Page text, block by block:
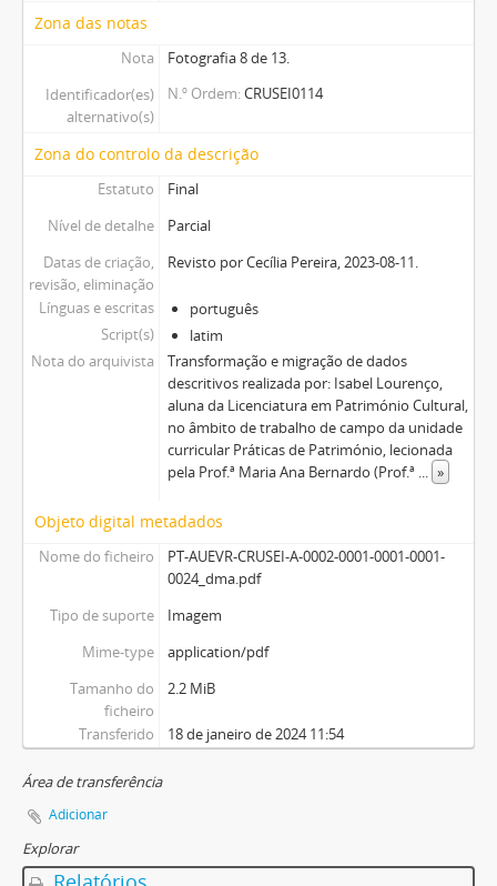
Zona das notas
Nota
Fotografia 8 de 13.
Identificador(es)
alternativo(s)
N.º Ordem CRUSEI0114
Zona do controlo da descrição
Estatuto
Final
Nível de detalhe
Parcial
Datas de criação,
revisão, eliminação
Revisto por Cecília Pereira, 2023-08-11.
Línguas e escritas
português
Script(s)
latim
Nota do arquivista
Transformação e migração de dados
descritivos realizada por: Isabel Lourenço,
aluna da Licenciatura em Património Cultural,
no âmbito de trabalho de campo da unidade
curricular Práticas de Património, lecionada
pela Prof.ª Maria Ana Bernardo (Prof.ª ... »
Objeto digital metadados
Nome do ficheiro
PT-AUEVR-CRUSEI-A-0002-0001-0001-0001-
0024_dma.pdf
Tipo de suporte
Imagem
Mime-type
application/pdf
Tamanho do
ficheiro
2.2 MiB
Transferido 18 de janeiro de 2024 11:54
Área de transferência
Adicionar
Explorar